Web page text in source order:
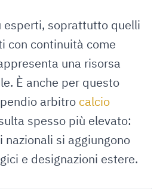
esperti, soprattutto quelli
con continuità come
una risorsa
È anche per questo
arbitro calcio
spesso più elevato:
nazionali si aggiungono
e designazioni estere.